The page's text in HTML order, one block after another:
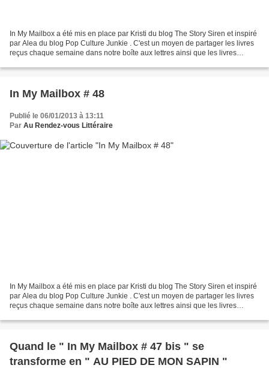
In My Mailbox a été mis en place par Kristi du blog The Story Siren et inspiré
par Alea du blog Pop Culture Junkie . C'est un moyen de partager les livres
reçus chaque semaine dans notre boîte aux lettres ainsi que les livres
In My Mailbox # 48
Publié le 06/01/2013 à 13:11
Par Au Rendez-vous Littéraire
In My Mailbox a été mis en place par Kristi du blog The Story Siren et inspiré
par Alea du blog Pop Culture Junkie . C'est un moyen de partager les livres
reçus chaque semaine dans notre boîte aux lettres ainsi que les livres
Quand le " In My Mailbox # 47 bis " se
transforme en " AU PIED DE MON SAPIN "